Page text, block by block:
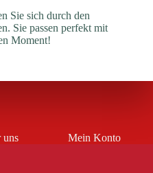
Sie sich durch den
Sie passen perfekt mit
Moment!
uns
Mein Konto